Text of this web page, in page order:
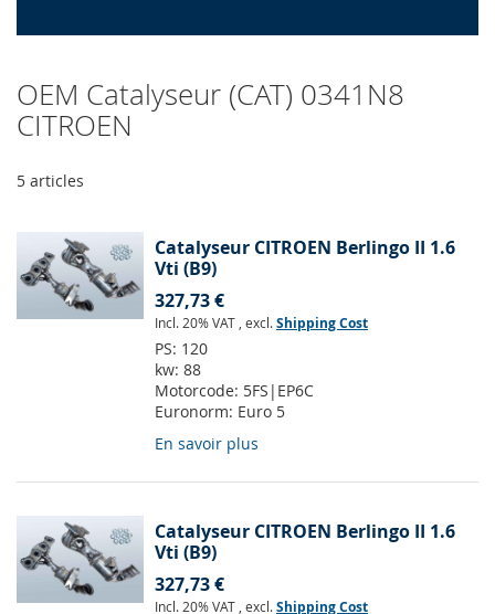
OEM Catalyseur (CAT) 0341N8
CITROEN
5 articles
Catalyseur CITROEN Berlingo II 1.6
Vti (B9)
327,73 €
Incl. 20% VAT , excl.Shipping Cost
PS: 120
kw: 88
Motorcode: 5FS|EP6C
Euronorm: Euro 5
En savoir plus
Catalyseur CITROEN Berlingo II 1.6
Vti (B9)
327,73 €
Incl. 20% VAT , excl.Shipping Cost